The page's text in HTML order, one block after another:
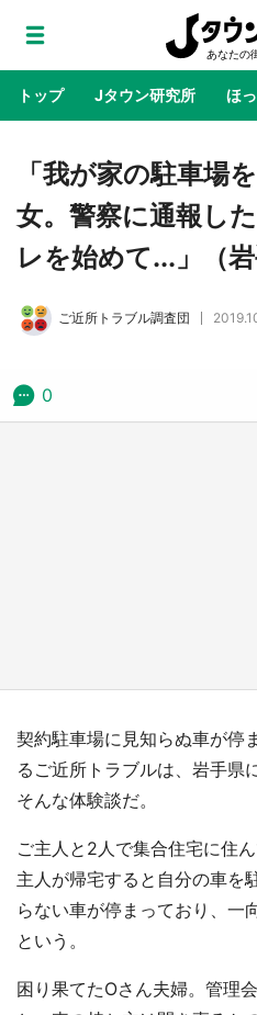
トップ Jタウン研究所 ほ
地域×二次元 絶景 あ
鳥取・境港「ゲ
太郎グッズ買え
「我が家の駐車場
女。警察に通報し
レを始めて...」（
ご近所トラブル調査団
0
契約駐車場に見知らぬ車が
るご近所トラブルは、岩手県
そんな体験談だ。
ご主人と2人で集合住宅に住
主人が帰宅すると自分の車を
らない車が停まっており、一
という。
困り果てたOさん夫婦。管理